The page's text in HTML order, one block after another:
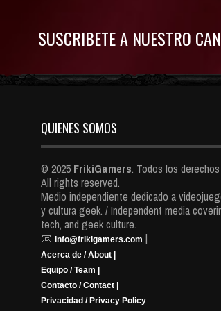
SUSCRIBETE A NUESTRO
QUIENES SOMOS
© 2025 FrikiGamers. Todos los
All rights reserved.
Medio independiente dedicado a
y cultura geek. / Independent media
tech, and geek culture.
📧 info@frikigamers.com |
Acerca de / About |
Equipo / Team |
Contacto / Contact |
Privacidad / Privacy Policy